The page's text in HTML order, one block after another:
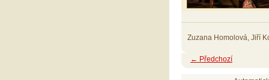
Zuzana Homolová, Jiří
← Předchozí